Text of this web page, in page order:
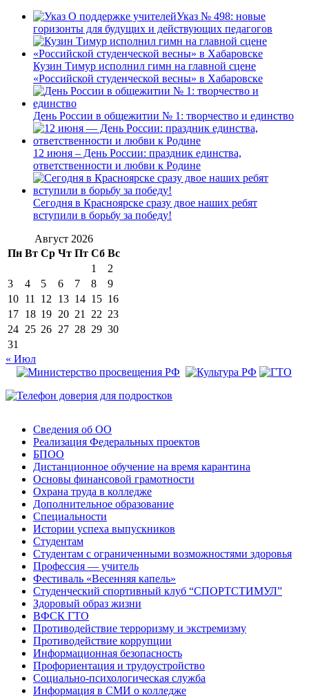
Указ № 498: новые
горизонты для будущих и действующих педагогов
Кузин Тимур исполнил гимн на главной сцене
«Российской студенческой весны» в Хабаровске
День России в общежитии № 1: творчество и единство
12 июня – День России: праздник единства,
ответственности и любви к Родине
Сегодня в Красноярске сразу двое наших ребят
вступили в борьбу за победу!
Август 2026
Пн Вт Ср Чт Пт Сб Вс
1
2
3
4 5 6 7 8
9
10 11 12 13 14 15 16
17 18 19 20 21 22 23
24 25 26 27 28 29 30
31
« Июл
Сведения об ОО
Реализация Федеральных проектов
БПОО
Дистанционное обучение на время карантина
Основы финансовой грамотности
Охрана труда в колледже
Дополнительное образование
Специальности
Истории успеха выпускников
Студентам
Студентам с ограниченными возможностями здоровья
Профессия — учитель
Фестиваль «Весенняя капель»
Студенческий спортивный клуб “СПОРТСТИМУЛ”
Здоровый образ жизни
ВФСК ГТО
Противодействие терроризму и экстремизму
Противодействие коррупции
Информационная безопасность
Профориентация и трудоустройство
Социально-психологическая служба
Информация в СМИ о колледже